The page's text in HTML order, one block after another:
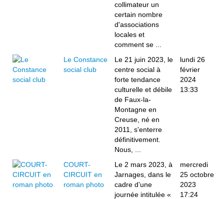
collimateur un
certain nombre
d'associations
locales et
comment se ...
Le Constance
social club
Le 21 juin 2023, le
centre social à
forte tendance
culturelle et débile
de Faux-la-
Montagne en
Creuse, né en
2011, s'enterre
définitivement.
Nous, ...
lundi 26
février
2024
13:33
COURT-
CIRCUIT en
roman photo
Le 2 mars 2023, à
Jarnages, dans le
cadre d’une
journée intitulée «
mercredi
25 octobre
2023
17:24